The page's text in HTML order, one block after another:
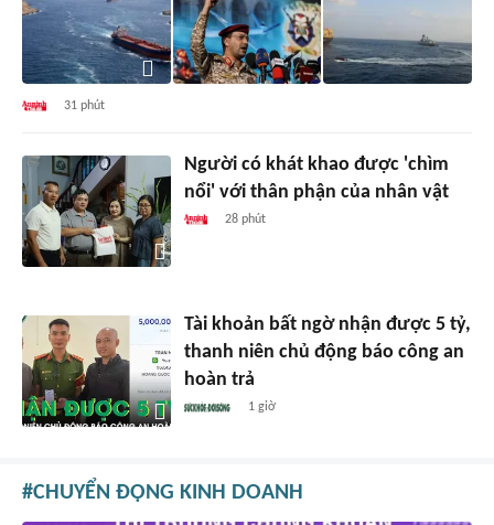
31 phút
Người có khát khao được 'chìm
nổi' với thân phận của nhân vật
28 phút
Tài khoản bất ngờ nhận được 5 tỷ,
thanh niên chủ động báo công an
hoàn trả
1 giờ
CHUYỂN ĐỘNG KINH DOANH